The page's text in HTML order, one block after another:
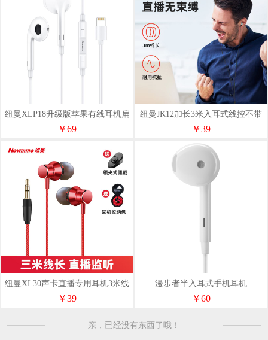
纽曼XLP18升级版苹果有线耳机扁
头入耳
￥69
纽曼JK12加长3米入耳式线控不带
麦
￥39
纽曼XL30声卡直播专用耳机3米线
不带麦
￥39
漫步者半入耳式手机耳机
H180PLUS
￥60
亲，已经没有东西了哦！